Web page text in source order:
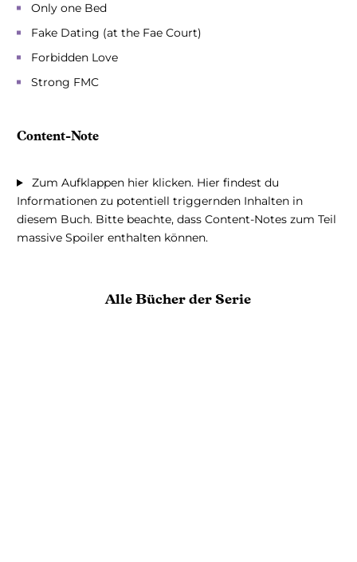
Only one Bed
Fake Dating (at the Fae Court)
Forbidden Love
Strong FMC
Content-Note
Zum Aufklappen hier klicken. Hier findest du
Informationen zu potentiell triggernden Inhalten in
diesem Buch. Bitte beachte, dass Content-Notes zum Teil
massive Spoiler enthalten können.
Alle Bücher der Serie